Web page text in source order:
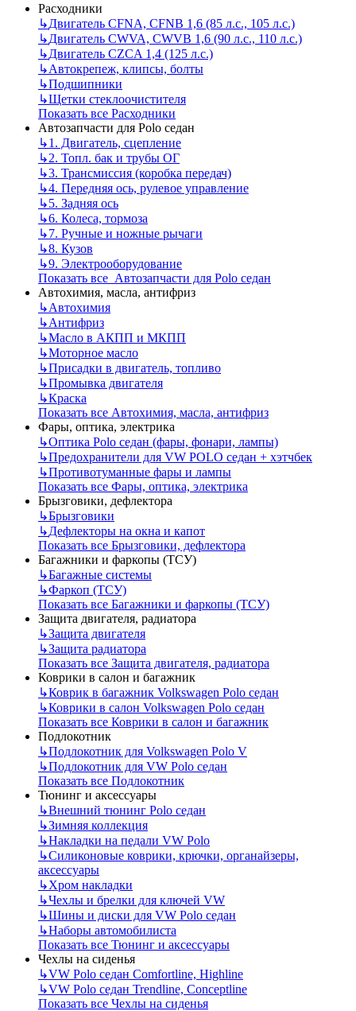
Расходники
↳Двигатель CFNA, CFNB 1,6 (85 л.с., 105 л.с.)
↳Двигатель CWVA, CWVB 1,6 (90 л.с., 110 л.с.)
↳Двигатель CZCA 1,4 (125 л.с.)
↳Автокрепеж, клипсы, болты
↳Подшипники
↳Щетки стеклоочистителя
Показать все Расходники
Автозапчасти для Polo седан
↳1. Двигатель, сцепление
↳2. Топл. бак и трубы ОГ
↳3. Трансмиссия (коробка передач)
↳4. Передняя ось, рулевое управление
↳5. Задняя ось
↳6. Колеса, тормоза
↳7. Ручные и ножные рычаги
↳8. Кузов
↳9. Электрооборудование
Показать все Автозапчасти для Polo седан
Автохимия, масла, антифриз
↳Автохимия
↳Антифриз
↳Масло в АКПП и МКПП
↳Моторное масло
↳Присадки в двигатель, топливо
↳Промывка двигателя
↳Краска
Показать все Автохимия, масла, антифриз
Фары, оптика, электрика
↳Оптика Polo седан (фары, фонари, лампы)
↳Предохранители для VW POLO седан + хэтчбек
↳Противотуманные фары и лампы
Показать все Фары, оптика, электрика
Брызговики, дефлектора
↳Брызговики
↳Дефлекторы на окна и капот
Показать все Брызговики, дефлектора
Багажники и фаркопы (ТСУ)
↳Багажные системы
↳Фаркоп (ТСУ)
Показать все Багажники и фаркопы (ТСУ)
Защита двигателя, радиатора
↳Защита двигателя
↳Защита радиатора
Показать все Защита двигателя, радиатора
Коврики в салон и багажник
↳Коврик в багажник Volkswagen Polo седан
↳Коврики в салон Volkswagen Polo седан
Показать все Коврики в салон и багажник
Подлокотник
↳Подлокотник для Volkswagen Polo V
↳Подлокотник для VW Polo седан
Показать все Подлокотник
Тюнинг и аксессуары
↳Внешний тюнинг Polo седан
↳Зимняя коллекция
↳Накладки на педали VW Polo
↳Силиконовые коврики, крючки, органайзеры,
аксессуары
↳Хром накладки
↳Чехлы и брелки для ключей VW
↳Шины и диски для VW Polo седан
↳Наборы автомобилиста
Показать все Тюнинг и аксессуары
Чехлы на сиденья
↳VW Polo седан Comfortline, Highline
↳VW Polo седан Trendline, Conceptline
Показать все Чехлы на сиденья